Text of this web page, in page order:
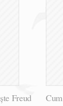
Freud